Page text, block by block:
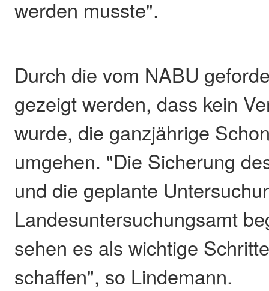
werden musste".
Durch die vom NABU
gezeigt werden, dass kein
wurde, die ganzjährige
umgehen. "Die Sicherung
und die geplante
Landesuntersuchungsamt
sehen es als wichtige
schaffen", so Lindemann.